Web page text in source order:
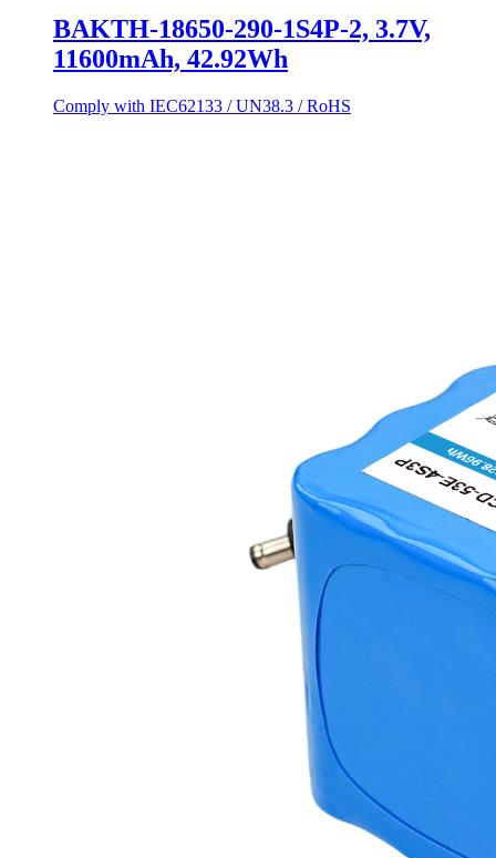
BAKTH-18650-290-1S4P-2, 3.7V,
11600mAh, 42.92Wh
Comply with IEC62133 / UN38.3 / RoHS